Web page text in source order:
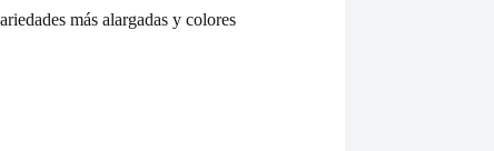
más alargadas y colores